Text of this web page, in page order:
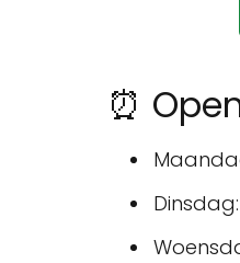
⏰
Dinsdag: